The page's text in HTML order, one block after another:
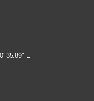
35.89" E